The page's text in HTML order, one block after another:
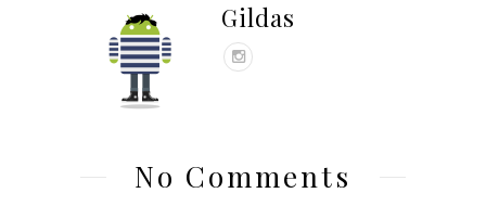
Gildas
No Comments